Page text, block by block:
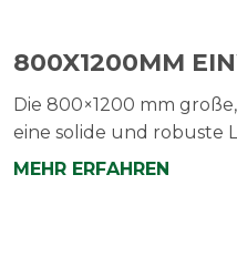
800X1200MM
Die 800×1200 mm
eine solide und robuste
MEHR ERFAHREN